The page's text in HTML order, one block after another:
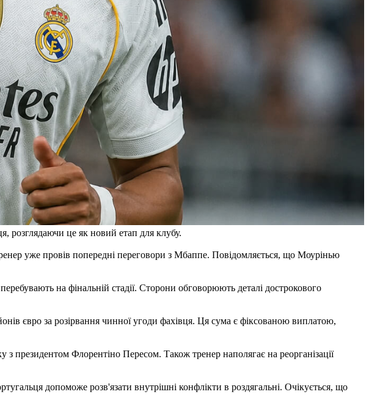
розглядаючи це як новий етап для клубу.
уже провів попередні переговори з Мбаппе. Повідомляється, що Моурінью
на фінальній стадії. Сторони обговорюють деталі дострокового
євро за розірвання чинної угоди фахівця. Ця сума є фіксованою виплатою,
президентом Флорентіно Пересом. Також тренер наполягає на реорганізації
допоможе розв'язати внутрішні конфлікти в роздягальні. Очікується, що